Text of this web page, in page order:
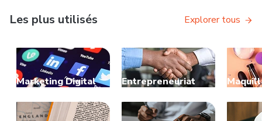
Les plus utilisés Explorer tous
Marketing Digital Entrepreneuriat